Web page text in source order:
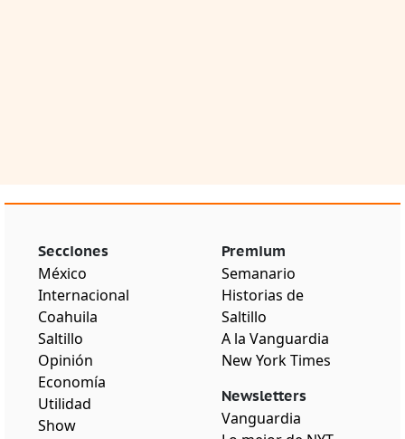
Secciones
México
Internacional
Coahuila
Saltillo
Opinión
Economía
Utilidad
Show
Premium
Semanario
Historias de
Saltillo
A la Vanguardia
New York Times
Newsletters
Vanguardia